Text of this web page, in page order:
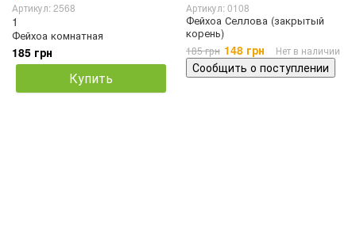
Артикул: 2568
1
Фейхоа комнатная
185 грн
Купить
Артикул: 0108
Фейхоа Селлова (закрытый
корень)
185 грн 148 грн Нет в наличии
Сообщить о поступлении